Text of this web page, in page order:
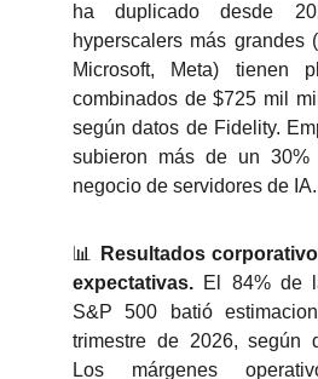
ha duplicado desde
hyperscalers más grandes
Microsoft, Meta) tienen
combinados de $725 mil
según datos de Fidelity.
subieron más de un
negocio de servidores de IA.
📊
Resultados
expectativas. El 84% de
S&P 500 batió
trimestre de 2026, según
Los márgenes